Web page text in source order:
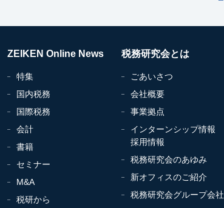
ZEIKEN Online News
特集
国内税務
国際税務
会計
書籍
セミナー
M&A
税研から
税務研究会とは
ごあいさつ
会社概要
事業拠点
インターンシップ情報
採用情報
税務研究会のあゆみ
新オフィスのご紹介
税務研究会グループ会社